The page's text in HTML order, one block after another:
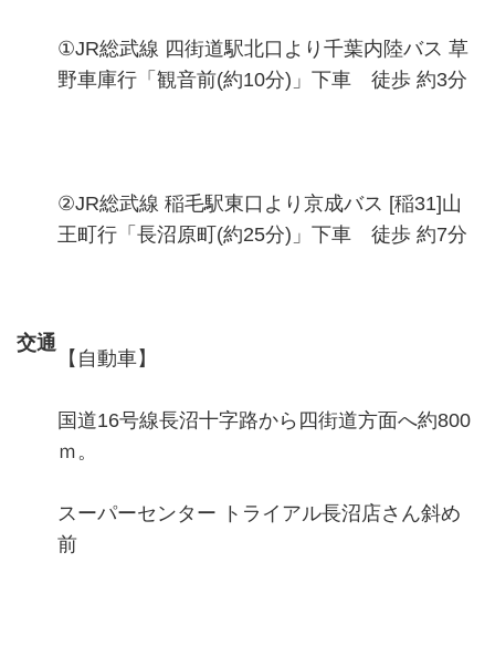
交通
①JR総武線 四街道駅北口より千葉内陸バス 草
野車庫行「観音前(約10分)」下車 徒歩 約3分
②JR総武線 稲毛駅東口より京成バス [稲31]山
王町行「長沼原町(約25分)」下車 徒歩 約7分
【自動車】
国道16号線長沼十字路から四街道方面へ約800
ｍ。
スーパーセンター トライアル長沼店さん斜め
前